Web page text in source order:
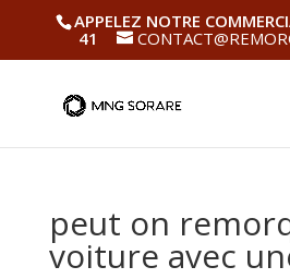
APPELEZ NOTRE
41
peut on
voiture avec